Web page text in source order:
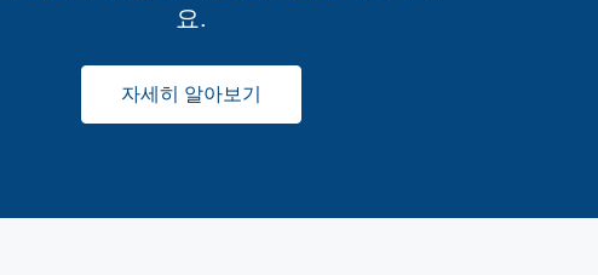
요.
자세히 알아보기